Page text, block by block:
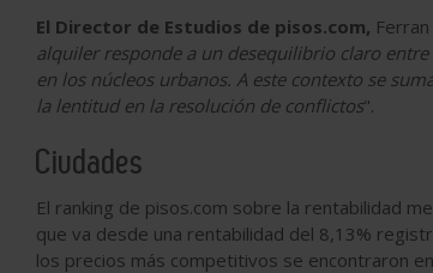
El Director de Estudios de pisos.com,
alquiler responde a un desequilibrio claro
en los núcleos urbanos. A este contexto se
la lentitud en la resolución de conflictos".
Ciudades
El ranking de pisos.com sobre la rentabilidad
que va desde una rentabilidad del 8,13%
los precios más competitivos se encontraron